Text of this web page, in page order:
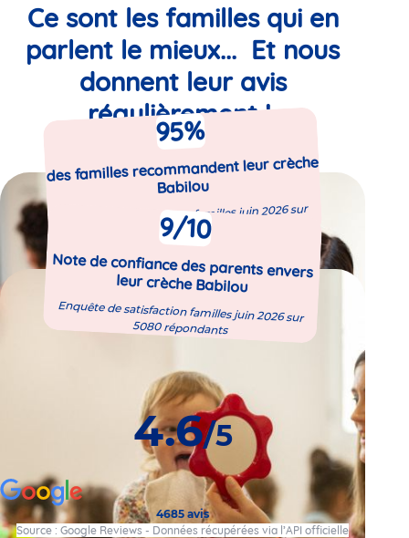
Ce sont les familles qui en
parlent le mieux... Et nous
donnent leur avis
régulièrement !
95%
des familles recommandent leur crèche
Babilou
Enquête de satisfaction familles juin 2026 sur
5080 répondants
9/10
Note de confiance des parents envers
leur crèche Babilou
Enquête de satisfaction familles juin 2026 sur
5080 répondants
4.6/5
4685 avis
Source : Google Reviews - Données récupérées via l’API officielle